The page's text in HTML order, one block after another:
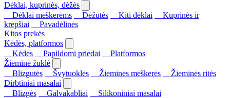
Dėklai, kuprinės, dėžės
Dėklai meškerėms
Dėžutės Kiti dėklai
Kuprinės ir
krepšiai
Pavadėlinės
Kitos prekės
Kėdės, platformos
Kėdės
Papildomi priedai
Platformos
Žieminė žūklė
Blizgutės
Švytuoklės Žieminės meškerės
Žieminės ritės
Dirbtiniai masalai
Blizgės
Galvakabliai
Silikoniniai masalai